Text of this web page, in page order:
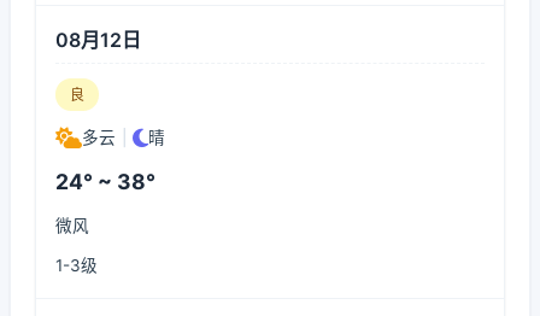
08月12日
良
多云 晴
24° ~ 38°
微风
1-3级